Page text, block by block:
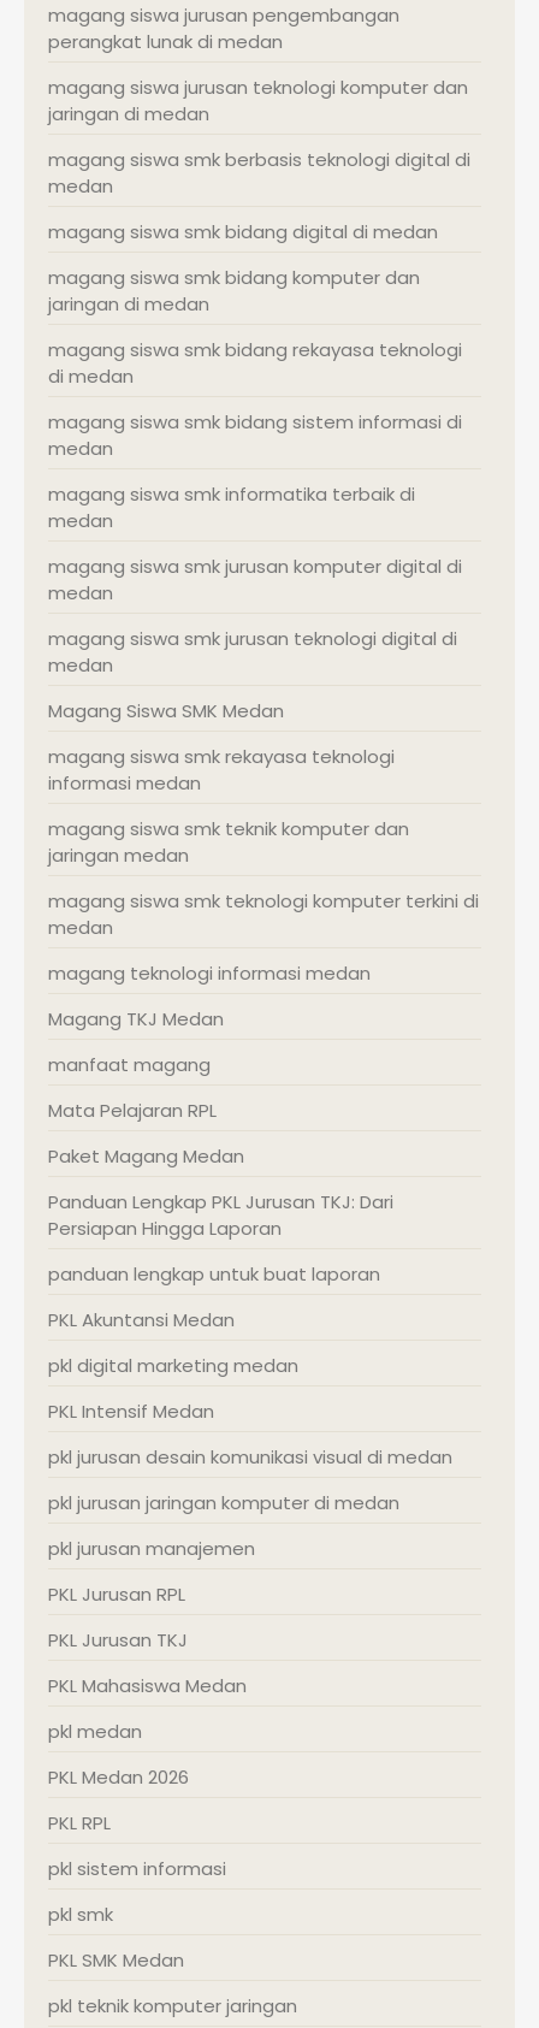
magang siswa jurusan pengembangan
perangkat lunak di medan
magang siswa jurusan teknologi komputer dan
jaringan di medan
magang siswa smk berbasis teknologi digital di
medan
magang siswa smk bidang digital di medan
magang siswa smk bidang komputer dan
jaringan di medan
magang siswa smk bidang rekayasa teknologi
di medan
magang siswa smk bidang sistem informasi di
medan
magang siswa smk informatika terbaik di
medan
magang siswa smk jurusan komputer digital di
medan
magang siswa smk jurusan teknologi digital di
medan
Magang Siswa SMK Medan
magang siswa smk rekayasa teknologi
informasi medan
magang siswa smk teknik komputer dan
jaringan medan
magang siswa smk teknologi komputer terkini di
medan
magang teknologi informasi medan
Magang TKJ Medan
manfaat magang
Mata Pelajaran RPL
Paket Magang Medan
Panduan Lengkap PKL Jurusan TKJ: Dari
Persiapan Hingga Laporan
panduan lengkap untuk buat laporan
PKL Akuntansi Medan
pkl digital marketing medan
PKL Intensif Medan
pkl jurusan desain komunikasi visual di medan
pkl jurusan jaringan komputer di medan
pkl jurusan manajemen
PKL Jurusan RPL
PKL Jurusan TKJ
PKL Mahasiswa Medan
pkl medan
PKL Medan 2026
PKL RPL
pkl sistem informasi
pkl smk
PKL SMK Medan
pkl teknik komputer jaringan